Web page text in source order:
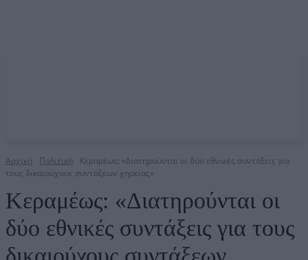
Αρχική Πολιτική
Κεραμέως: «Διατηρούνται οι δύο εθνικές συντάξεις για
τους δικαιούχους συντάξεων χηρείας»
Κεραμέως: «Διατηρούνται οι
δύο εθνικές συντάξεις για τους